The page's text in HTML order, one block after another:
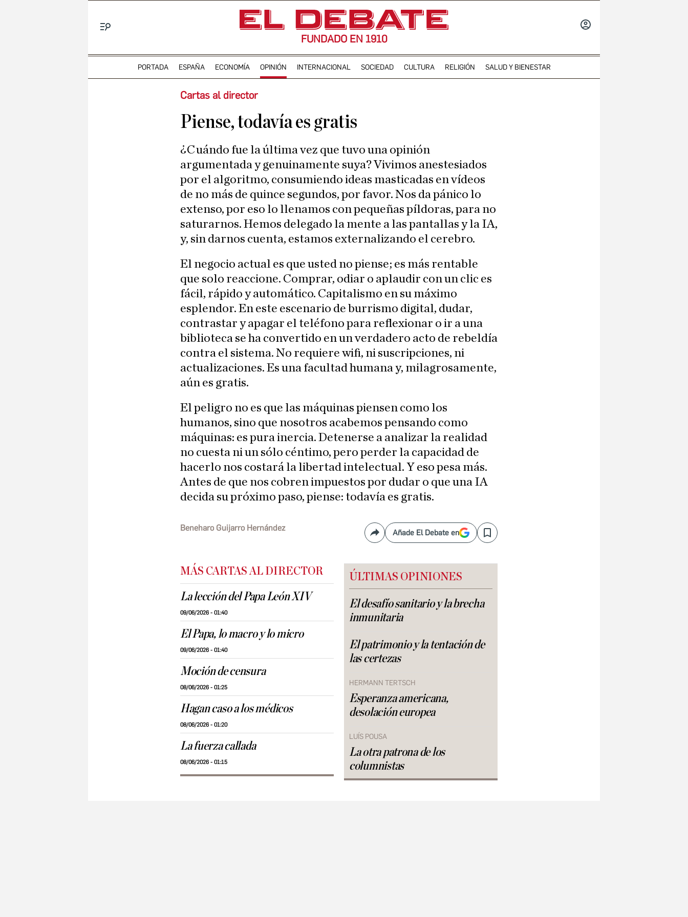
FUNDADO EN 1910
PORTADA ESPAÑA ECONOMÍA OPINIÓN INTERNACIONAL SOCIEDAD CULTURA RELIGIÓN SALUD Y BIENESTAR
Cartas al director
Piense, todavía es gratis
¿Cuándo fue la última vez que tuvo una opinión
argumentada y genuinamente suya? Vivimos anestesiados
por el algoritmo, consumiendo ideas masticadas en vídeos
de no más de quince segundos, por favor. Nos da pánico lo
extenso, por eso lo llenamos con pequeñas píldoras, para no
saturarnos. Hemos delegado la mente a las pantallas y la IA,
y, sin darnos cuenta, estamos externalizando el cerebro.
El negocio actual es que usted no piense; es más rentable
que solo reaccione. Comprar, odiar o aplaudir con un clic es
fácil, rápido y automático. Capitalismo en su máximo
esplendor. En este escenario de burrismo digital, dudar,
contrastar y apagar el teléfono para reflexionar o ir a una
biblioteca se ha convertido en un verdadero acto de rebeldía
contra el sistema. No requiere wifi, ni suscripciones, ni
actualizaciones. Es una facultad humana y, milagrosamente,
aún es gratis.
El peligro no es que las máquinas piensen como los
humanos, sino que nosotros acabemos pensando como
máquinas: es pura inercia. Detenerse a analizar la realidad
no cuesta ni un sólo céntimo, pero perder la capacidad de
hacerlo nos costará la libertad intelectual. Y eso pesa más.
Antes de que nos cobren impuestos por dudar o que una IA
decida su próximo paso, piense: todavía es gratis.
Beneharo Guijarro Hernández
CompartirAñade El Debate en Save
MÁS CARTAS AL DIRECTOR
La lección del Papa León XIV
09/06/2026 - 01:40
El Papa, lo macro y lo micro
09/06/2026 - 01:40
Moción de censura
08/06/2026 - 01:25
Hagan caso a los médicos
08/06/2026 - 01:20
La fuerza callada
08/06/2026 - 01:15
ÚLTIMAS OPINIONES
El desafío sanitario y la brecha
inmunitaria
El patrimonio y la tentación de
las certezas
HERMANN TERTSCH
Esperanza americana,
desolación europea
LUÍS POUSA
La otra patrona de los
columnistas